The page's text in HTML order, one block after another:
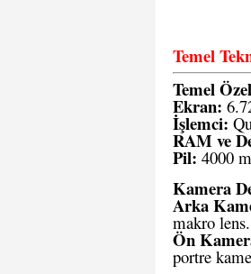
Temel
Temel
Ekran:
İşlemci:
RAM ve
Pil: 4000
Kamera
Arka
makro lens.
Ön
portre